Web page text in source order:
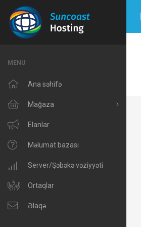
MENU
Ana səhifə
Mağaza
Hamısına baxın
Windows Hosting
Linux Hosting
VPS Hosting
Domain Related
Elanlar
Məlumat bazası
Server/Şəbəkə vəziyyəti
Ortaqlar
Əlaqə